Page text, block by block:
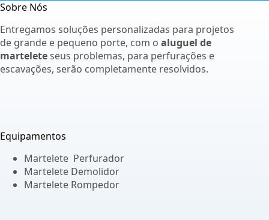
Sobre Nós
Entregamos soluções personalizadas para projetos
de grande e pequeno porte, com o aluguel de
marteleteseus problemas, para perfurações e
escavações, serão completamente resolvidos.
Equipamentos
Martelete Perfurador
Martelete Demolidor
Martelete Rompedor